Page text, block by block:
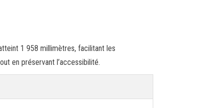
1 958 millimètres, facilitant les
en préservant l’accessibilité.